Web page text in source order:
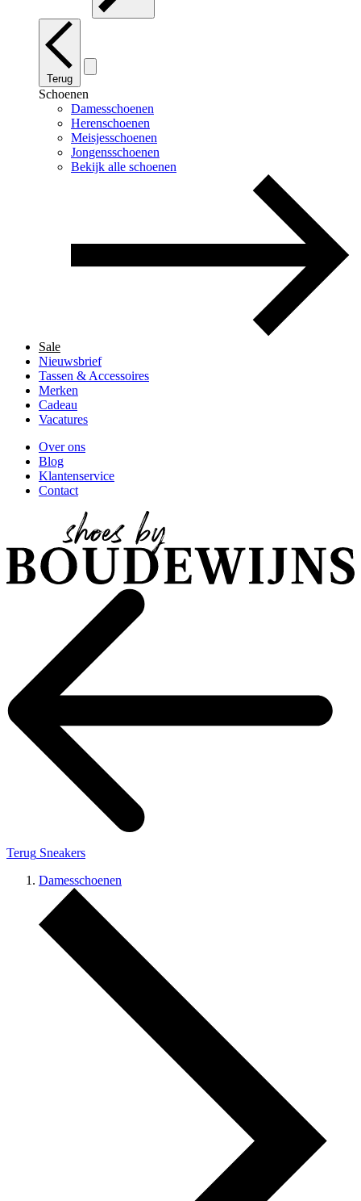
Terug
Schoenen
Damesschoenen
Herenschoenen
Meisjesschoenen
Jongensschoenen
Bekijk alle schoenen
Sale
Nieuwsbrief
Tassen & Accessoires
Merken
Cadeau
Vacatures
Over ons
Blog
Klantenservice
Contact
Terug Sneakers
Damesschoenen